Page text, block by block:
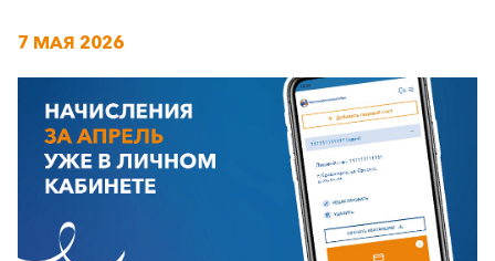
7 МАЯ 2026